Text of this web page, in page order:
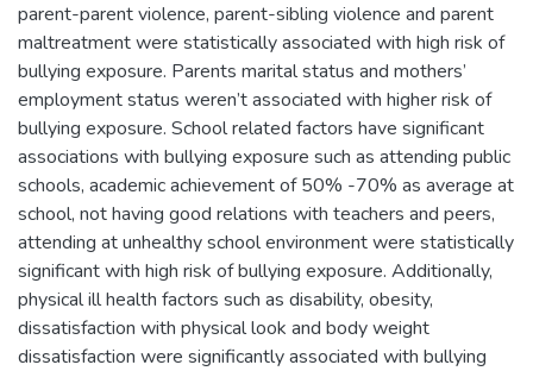
parent-parent violence, parent-sibling violence and parent
maltreatment were statistically associated with high risk of
bullying exposure. Parents marital status and mothers’
employment status weren’t associated with higher risk of
bullying exposure. School related factors have significant
associations with bullying exposure such as attending public
schools, academic achievement of 50% -70% as average at
school, not having good relations with teachers and peers,
attending at unhealthy school environment were statistically
significant with high risk of bullying exposure. Additionally,
physical ill health factors such as disability, obesity,
dissatisfaction with physical look and body weight
dissatisfaction were significantly associated with bullying